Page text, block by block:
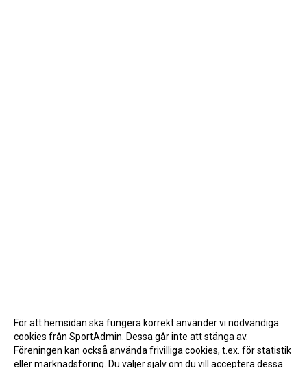
För att hemsidan ska fungera korrekt använder vi nödvändiga
cookies från SportAdmin. Dessa går inte att stänga av.
Föreningen kan också använda frivilliga cookies, t.ex. för statistik
eller marknadsföring. Du väljer själv om du vill acceptera dessa.